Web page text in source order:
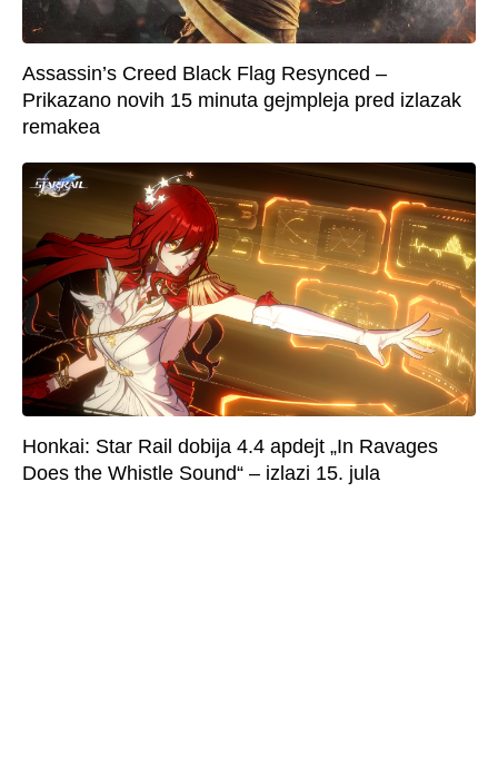
Assassin’s Creed Black Flag Resynced –
Prikazano novih 15 minuta gejmpleja pred izlazak
remakea
Honkai: Star Rail dobija 4.4 apdejt „In Ravages
Does the Whistle Sound“ – izlazi 15. jula